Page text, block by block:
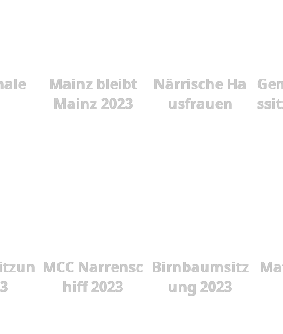
Mainz bleibt
Mainz 2023
Närrische Ha
usfrauen
MCC Narrensc
hiff 2023
Birnbaumsitz
ung 2023